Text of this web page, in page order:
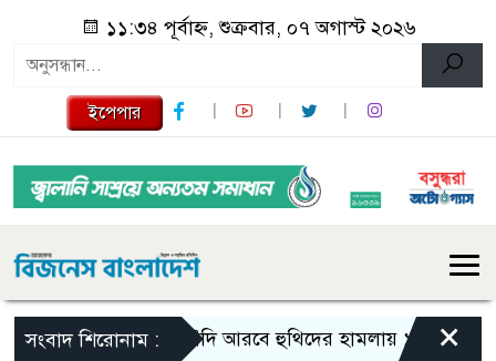
১১:৩৪ পূর্বাহ্ন, শুক্রবার, ০৭ অগাস্ট ২০২৬
ইপেপার
সংবাদ শিরোনাম :সৌদি আরবে হুথিদের হামলায় ১১ নাগরিক
×